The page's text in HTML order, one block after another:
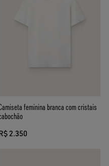
feminina branca com cristais
2.350